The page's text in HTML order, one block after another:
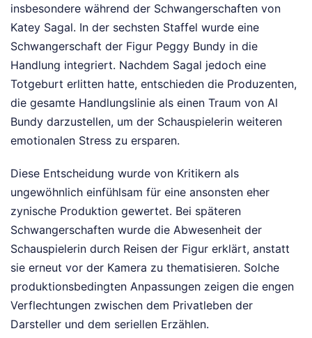
insbesondere während der Schwangerschaften von
Katey Sagal. In der sechsten Staffel wurde eine
Schwangerschaft der Figur Peggy Bundy in die
Handlung integriert. Nachdem Sagal jedoch eine
Totgeburt erlitten hatte, entschieden die Produzenten,
die gesamte Handlungslinie als einen Traum von Al
Bundy darzustellen, um der Schauspielerin weiteren
emotionalen Stress zu ersparen.
Diese Entscheidung wurde von Kritikern als
ungewöhnlich einfühlsam für eine ansonsten eher
zynische Produktion gewertet. Bei späteren
Schwangerschaften wurde die Abwesenheit der
Schauspielerin durch Reisen der Figur erklärt, anstatt
sie erneut vor der Kamera zu thematisieren. Solche
produktionsbedingten Anpassungen zeigen die engen
Verflechtungen zwischen dem Privatleben der
Darsteller und dem seriellen Erzählen.